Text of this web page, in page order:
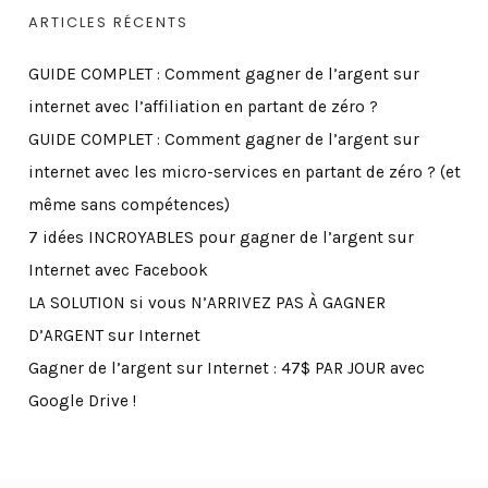
o
ARTICLES RÉCENTS
GUIDE COMPLET : Comment gagner de l’argent sur
internet avec l’affiliation en partant de zéro ?
GUIDE COMPLET : Comment gagner de l’argent sur
internet avec les micro-services en partant de zéro ? (et
même sans compétences)
7 idées INCROYABLES pour gagner de l’argent sur
Internet avec Facebook
LA SOLUTION si vous N’ARRIVEZ PAS À GAGNER
D’ARGENT sur Internet
Gagner de l’argent sur Internet : 47$ PAR JOUR avec
Google Drive !